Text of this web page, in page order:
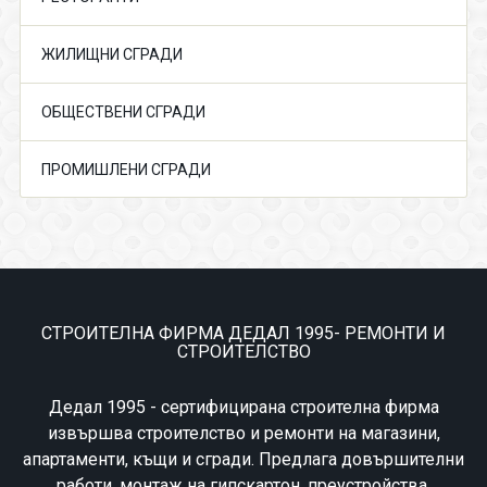
ЖИЛИЩНИ СГРАДИ
ОБЩЕСТВЕНИ СГРАДИ
ПРОМИШЛЕНИ СГРАДИ
СТРОИТЕЛНА ФИРМА ДЕДАЛ 1995- РЕМОНТИ И
СТРОИТЕЛСТВО
Дедал 1995 - сертифицирана строителна фирма
извършва строителство и ремонти на магазини,
апартаменти, къщи и сгради. Предлага довършителни